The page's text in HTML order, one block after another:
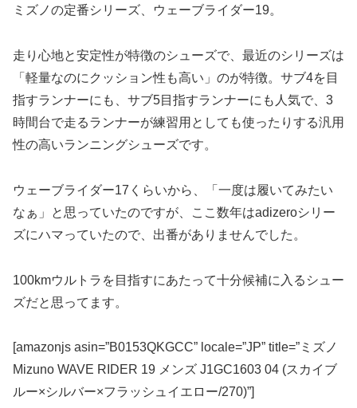
ミズノの定番シリーズ、ウェーブライダー19。
走り心地と安定性が特徴のシューズで、最近のシリーズは
「軽量なのにクッション性も高い」のが特徴。サブ4を目
指すランナーにも、サブ5目指すランナーにも人気で、3
時間台で走るランナーが練習用としても使ったりする汎用
性の高いランニングシューズです。
ウェーブライダー17くらいから、「一度は履いてみたい
なぁ」と思っていたのですが、ここ数年はadizeroシリー
ズにハマっていたので、出番がありませんでした。
100kmウルトラを目指すにあたって十分候補に入るシュー
ズだと思ってます。
[amazonjs asin=”B0153QKGCC” locale=”JP” title=”ミズノ
Mizuno WAVE RIDER 19 メンズ J1GC1603 04 (スカイブ
ルー×シルバー×フラッシュイエロー/270)”]